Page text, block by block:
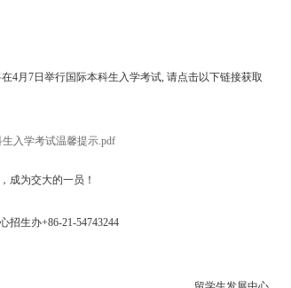
4月7日举行国际本科生入学考试, 请点击以下链接获取
入学考试温馨提示.pdf
成为交大的一员！
招生办+86-21-54743244